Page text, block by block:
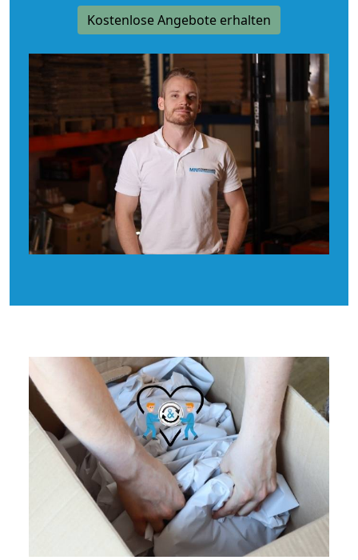
Kostenlose Angebote erhalten